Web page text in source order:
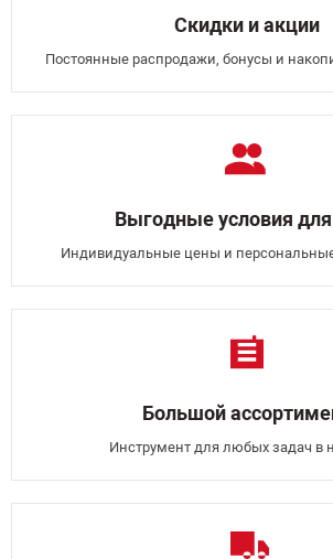
Скидки и акции
Постоянные распродажи, бонусы и
Выгодные условия для
Индивидуальные цены и
Большой
Инструмент для любых задач в